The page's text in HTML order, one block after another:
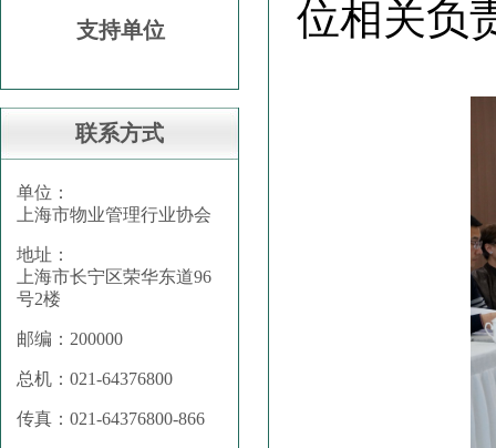
支持单位
联系方式
单位：
上海市物业管理行业协会
地址：
上海市长宁区荣华东道96
号2楼
邮编：200000
总机：021-64376800
传真：021-64376800-866
位相关负